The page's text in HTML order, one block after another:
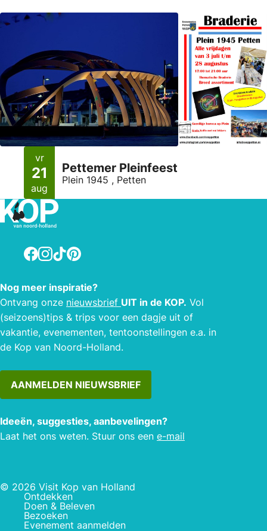
vr
21
aug
Pettemer Pleinfeest
Plein 1945 , Petten
Facebook
Instagram
TikTokPinterest
Nog meer inspiratie?
Ontvang onze nieuwsbrief UIT in de KOP. Vol
(seizoens)tips & trips voor een dagje uit of
vakantie, evenementen, tentoonstellingen e.a. in
de Kop van Noord-Holland.
AANMELDEN NIEUWSBRIEF
Ideeën, suggesties, aanbevelingen?
Laat het ons weten. Stuur ons een e-mail
© 2026 Visit Kop van Holland
Ontdekken
Doen & Beleven
Bezoeken
Evenement aanmelden